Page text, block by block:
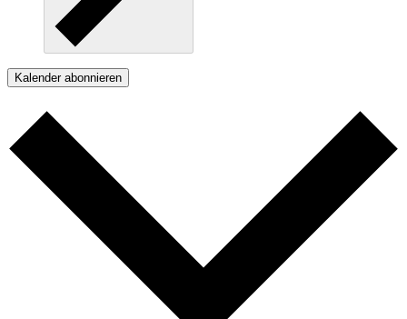
Kalender abonnieren